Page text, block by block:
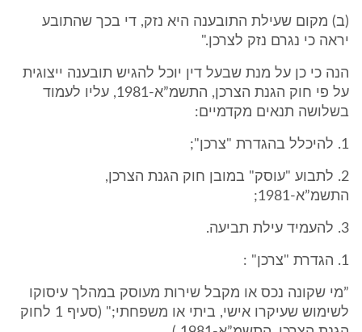
(ב) מקום שעילת התובענה היא נזק, די בכך שהתובע
יראה כי נגרם נזק לצרכן."
הנה כי כן על מנת שבעל דין יוכל להגיש תובענה ייצוגית
על פי חוק הגנת הצרכן, התשמ”א-1981, עליו לעמוד
בשלושה תנאים מקדמיים:
1. להיכלל בהגדרת "צרכן";
2. לתבוע "עוסק" במובן חוק הגנת הצרכן,
התשמ”א-1981;
3. להעמיד עילת תביעה.
1. הגדרת "צרכן" :
”מי שקונה נכס או מקבל שירות מעוסק במהלך עיסוקו
לשימוש שעיקרו אישי, ביתי או משפחתי;" (סעיף 1 לחוק